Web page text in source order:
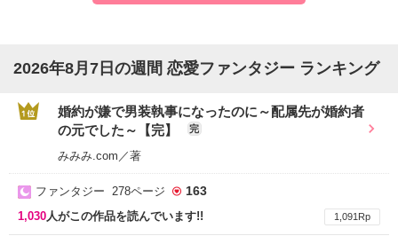
2026年8月7日の週間 恋愛ファンタジー ランキング
婚約が嫌で男装執事になったのに～配属先が婚約者
の元でした～【完】
完
みみみ.com／著
ファンタジー 278ページ 163
1,030人がこの作品を読んでいます!! 1,091Rp